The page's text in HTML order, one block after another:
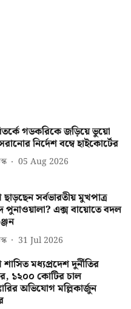
গডকরিকে জড়িয়ে ভুয়ো
নির্দেশ বম্বে হাইকোর্টের
05 Aug 2026
সর্বভারতীয় মুখপাত্র
পুনাওয়ালা? এক্স বায়োতে বদল
31 Jul 2026
মধ্যপ্রদেশ দুর্নীতির
১২০০ কোটির চাল
অভিযোগ মল্লিকার্জুন